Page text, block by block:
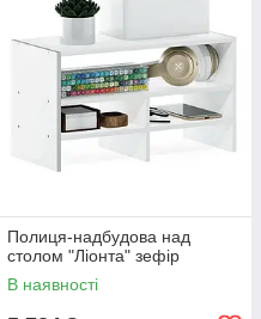
Полиця-надбудова над
столом "Ліонта" зефір
В наявності